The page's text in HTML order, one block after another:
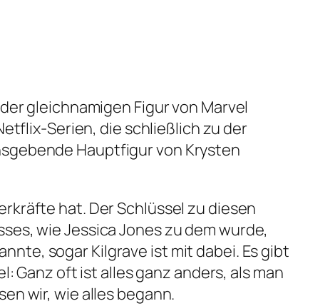
gleichnamigen Figur von Marvel
Serien, die schließlich zu der
Hauptfigur von Krysten
hat. Der Schlüssel zu diesen
wie Jessica Jones zu dem wurde,
sogar Kilgrave ist mit dabei. Es gibt
Ganz oft ist alles ganz anders, als man
wir, wie alles begann.